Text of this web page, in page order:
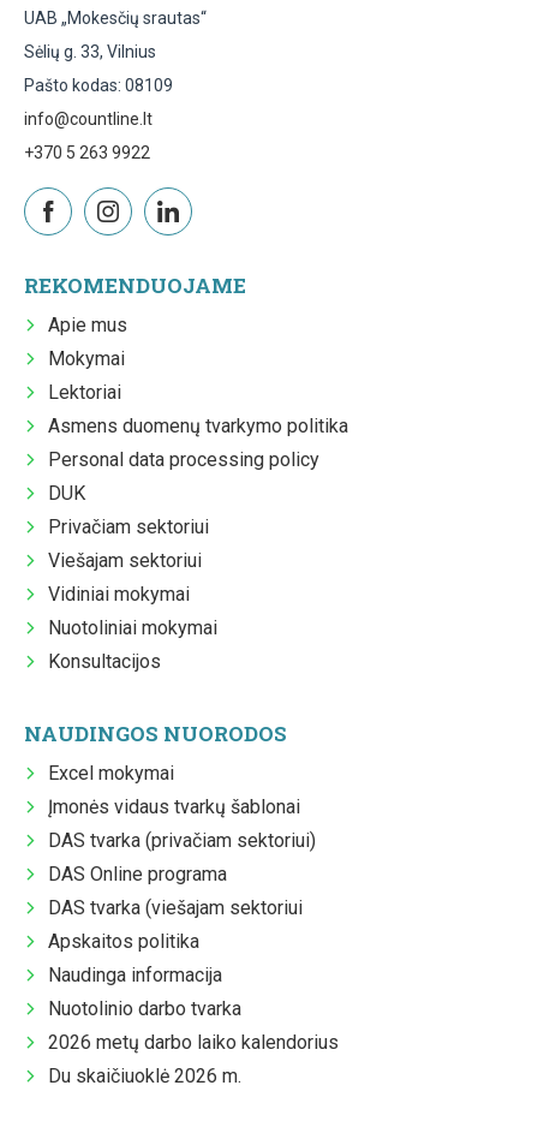
UAB „Mokesčių srautas“
Sėlių g. 33, Vilnius
Pašto kodas: 08109
info@countline.lt
+370 5 263 9922
REKOMENDUOJAME
Apie mus
Mokymai
Lektoriai
Asmens duomenų tvarkymo politika
Personal data processing policy
DUK
Privačiam sektoriui
Viešajam sektoriui
Vidiniai mokymai
Nuotoliniai mokymai
Konsultacijos
NAUDINGOS NUORODOS
Excel mokymai
Įmonės vidaus tvarkų šablonai
DAS tvarka (privačiam sektoriui)
DAS Online programa
DAS tvarka (viešajam sektoriui
Apskaitos politika
Naudinga informacija
Nuotolinio darbo tvarka
2026 metų darbo laiko kalendorius
Du skaičiuoklė 2026 m.